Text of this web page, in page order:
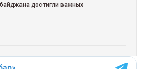
достигли важных